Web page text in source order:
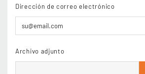
Dirección de correo electrónico
Archivo adjunto